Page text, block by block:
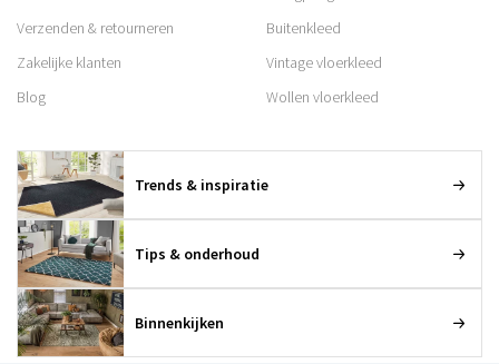
Verzenden & retourneren
Zakelijke klanten
Blog
Buitenkleed
Vintage vloerkleed
Wollen vloerkleed
Trends & inspiratie
Tips & onderhoud
Binnenkijken